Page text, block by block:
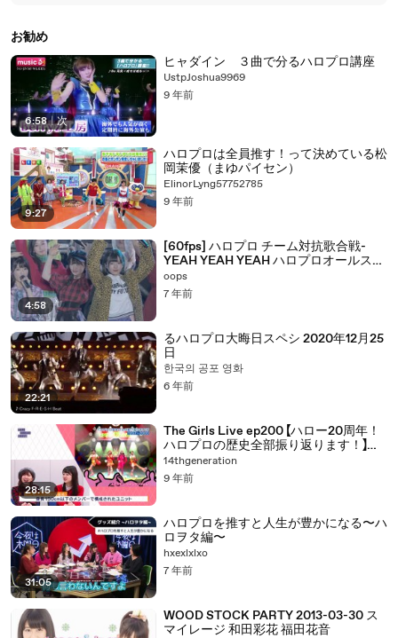
お勧め
6:58 | 次
ヒャダイン ３曲で分るハロプロ講座
UstpJoshua9969
9 年前
9:27
ハロプロは全員推す！って決めている松
岡茉優（まゆパイセン）
ElinorLyng57752785
9 年前
4:58
[60fps] ハロプロ チーム対抗歌合戦-
YEAH YEAH YEAH ハロプロオールスタ
ーズ
oops
7 年前
22:21
るハロプロ大晦日スペシ 2020年12月25
日
한국의 공포 영화
6 年前
28:15
The Girls Live ep200 【ハロー20周年！
ハロプロの歴史全部振り返ります！】
180108 2018年01月9日
14thgeneration
9 年前
31:05
ハロプロを推すと人生が豊かになる〜ハ
ロヲタ編〜
hxexlxlxo
7 年前
WOOD STOCK PARTY 2013-03-30 ス
マイレージ 和田彩花 福田花音